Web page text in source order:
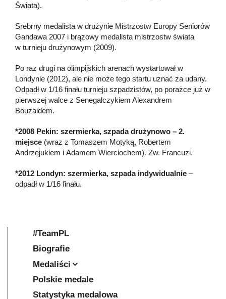
Świata).
Srebrny medalista w drużynie Mistrzostw Europy Seniorów
Gandawa 2007 i brązowy medalista mistrzostw świata
w turnieju drużynowym (2009).
Po raz drugi na olimpijskich arenach wystartował w
Londynie (2012), ale nie może tego startu uznać za udany.
Odpadł w 1/16 finału turnieju szpadzistów, po porażce już w
pierwszej walce z Senegalczykiem Alexandrem
Bouzaidem.
*2008 Pekin: szermierka, szpada drużynowo – 2.
miejsce (wraz z Tomaszem Motyką, Robertem
Andrzejukiem i Adamem Wierciochem). Zw. Francuzi.
*2012 Londyn: szermierka, szpada indywidualnie –
odpadł w 1/16 finału.
#TeamPL
Biografie
Medaliści
Polskie medale
Statystyka medalowa